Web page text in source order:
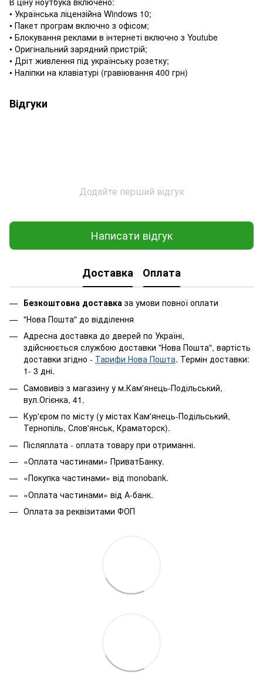
• Українська ліцензійна Windows 10;
• Пакет програм включно з офісом;
• Блокування реклами в інтернеті включно з Youtube
• Оригінальний зарядний пристрій;
• Дріт живлення під українську розетку;
• Наліпки на клавіатурі (гравіювання 400 грн)
Відгуки
Додайте перший відгук
Написати відгук
Доставка Оплата
Безкоштовна доставка за умови повної оплати
"Нова Пошта" до відділення
Адресна доставка до дверей по Україні,
здійснюється службою доставки "Нова Пошта", вартість
доставки згідно - Тарифи Нова Пошта. Термін доставки:
1- 3 дні.
Самовивіз з магазину у м.Кам'янець-Подільський,
вул.Огієнка, 41.
Кур'єром по місту (у містах Кам'янець-Подільський,
Тернопіль, Слов'янськ, Краматорск).
Післяплата - оплата товару при отриманні.
«Оплата частинами» ПриватБанку.
«Покупка частинами» від monobank.
«Оплата частинами» від А-банк.
Оплата за реквізитами ФОП